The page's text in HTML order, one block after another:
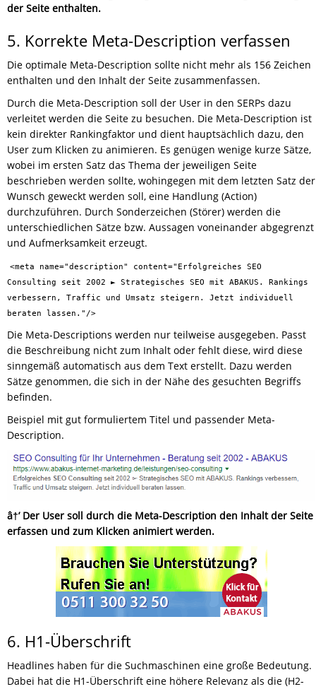
der Seite enthalten.
5. Korrekte Meta-Description verfassen
Die optimale Meta-Description sollte nicht mehr als 156 Zeichen
enthalten und den Inhalt der Seite zusammenfassen.
Durch die Meta-Description soll der User in den SERPs dazu
verleitet werden die Seite zu besuchen. Die Meta-Description ist
kein direkter Rankingfaktor und dient hauptsächlich dazu, den
User zum Klicken zu animieren. Es genügen wenige kurze Sätze,
wobei im ersten Satz das Thema der jeweiligen Seite
beschrieben werden sollte, wohingegen mit dem letzten Satz der
Wunsch geweckt werden soll, eine Handlung (Action)
durchzuführen. Durch Sonderzeichen (Störer) werden die
unterschiedlichen Sätze bzw. Aussagen voneinander abgegrenzt
und Aufmerksamkeit erzeugt.
<meta name="description" content="Erfolgreiches SEO
Consulting seit 2002 ► Strategisches SEO mit ABAKUS. Rankings
verbessern, Traffic und Umsatz steigern. Jetzt individuell
beraten lassen."/>
Die Meta-Descriptions werden nur teilweise ausgegeben. Passt
die Beschreibung nicht zum Inhalt oder fehlt diese, wird diese
sinngemäß automatisch aus dem Text erstellt. Dazu werden
Sätze genommen, die sich in der Nähe des gesuchten Begriffs
befinden.
Beispiel mit gut formuliertem Titel und passender Meta-
Description.
â†’ Der User soll durch die Meta-Description den Inhalt der Seite
erfassen und zum Klicken animiert werden.
6. H1-Überschrift
Headlines haben für die Suchmaschinen eine große Bedeutung.
Dabei hat die H1-Überschrift eine höhere Relevanz als die (H2-